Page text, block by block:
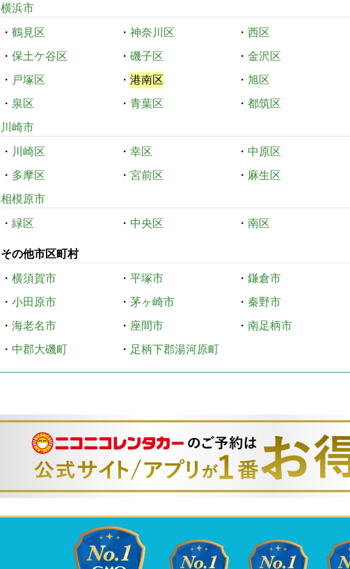
横浜市
・ 鶴見区 ・ 神奈川区 ・ 西区
・ 保土ケ谷区 ・ 磯子区 ・ 金沢区
・ 戸塚区 ・ 港南区 ・ 旭区
・ 泉区 ・ 青葉区 ・ 都筑区
川崎市
・ 川崎区 ・ 幸区 ・ 中原区
・ 多摩区 ・ 宮前区 ・ 麻生区
相模原市
・ 緑区 ・ 中央区 ・ 南区
その他市区町村
・ 横須賀市 ・ 平塚市 ・ 鎌倉市
・ 小田原市 ・ 茅ヶ崎市 ・ 秦野市
・ 海老名市 ・ 座間市 ・ 南足柄市
・ 中郡大磯町 ・ 足柄下郡湯河原町